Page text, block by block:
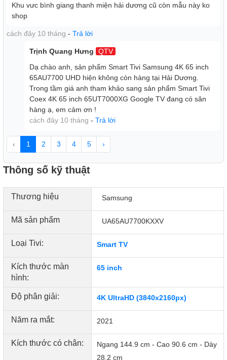
Gọn Gàng Không Gian Bài Trí
Giải Pháp Giấu Dây Tiện Lợi -
gọn gàng và nâng tầm thẩm mỹ cho không gian xung
Học & Làm Ngay Tại Gia
Từ Máy Tính Đến TV
- Tận hưởng tiện ích kết nối vượt trội
từ Smart TV Crystal UHD 4K. Cho bạn dễ dàng truy cập
vào máy tính, laptop và thiết bị di động ngay trên TV.
Khu vưc bình giang thanh miện hải dương cũ còn mẫu này ko
shop
cách đây 10 tháng - Trả lời
Trịnh Quang Hưng
QTV
Dạ chào anh, sản phẩm Smart Tivi Samsung 4K 65 inch
65AU7700 UHD hiện không còn hàng tại Hải Dương.
Trong tầm giá anh tham khảo sang sản phẩm Smart Tivi
Coex 4K 65 inch 65UT7000XG Google TV đang có săn
hàng ạ, em cảm ơn !
cách đây 10 tháng - Trả lời
‹ 1 2 3 4 5 ›
Thông số kỹ thuật
Thương hiệu Samsung
Mã sản phẩm UA65AU7700KXXV
Loại Tivi: Smart TV
Kích thước màn
hình:
65 inch
Độ phân giải: 4K UltraHD (3840x2160px)
Năm ra mắt: 2021
Kích thước có chân:
Ngang 144.9 cm - Cao 90.6 cm - Dày
28.2 cm